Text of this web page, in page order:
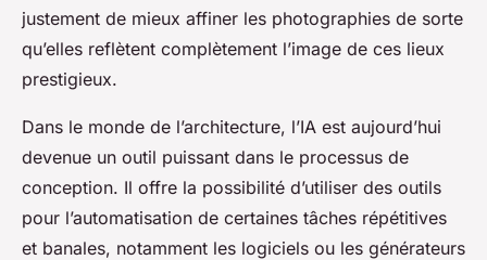
justement de mieux affiner les photographies de sorte
qu’elles reflètent complètement l’image de ces lieux
prestigieux.
Dans le monde de l’architecture, l’IA est aujourd’hui
devenue un outil puissant dans le processus de
conception. Il offre la possibilité d’utiliser des outils
pour l’automatisation de certaines tâches répétitives
et banales, notamment les logiciels ou les générateurs